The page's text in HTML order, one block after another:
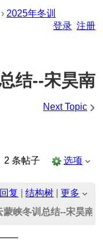
› 2025年冬训
登录 注册
结--宋昊南
Next Topic ›
2 条帖子
选项
回复 |结构树 |更多
蒙峡冬训总结--宋昊南
——